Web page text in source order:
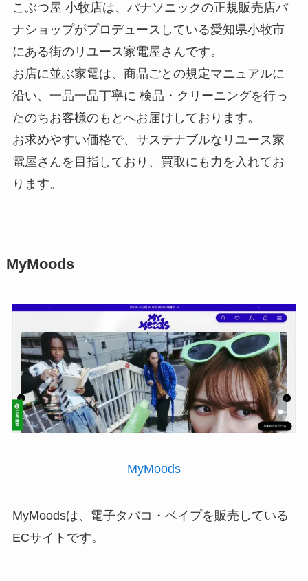
こぶつ屋 小牧店は、パナソニックの正規販売店パ
ナショップがプロデュースしている愛知県小牧市
にある街のリユース家電屋さんです。
お店に並ぶ家電は、商品ごとの規定マニュアルに
沿い、一品一品丁寧に 検品・クリーニングを行っ
たのちお客様のもとへお届けしております。
お求めやすい価格で、サステナブルなリユース家
電屋さんを目指しており、買取にも力を入れてお
ります。
MyMoods
MyMoods
MyMoodsは、電子タバコ・ベイプを販売している
ECサイトです。